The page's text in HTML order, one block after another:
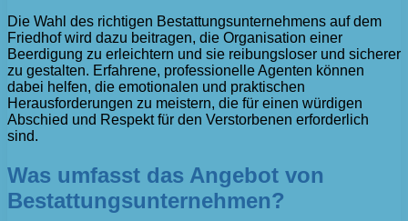
Die Wahl des richtigen Bestattungsunternehmens auf dem
Friedhof wird dazu beitragen, die Organisation einer
Beerdigung zu erleichtern und sie reibungsloser und sicherer
zu gestalten. Erfahrene, professionelle Agenten können
dabei helfen, die emotionalen und praktischen
Herausforderungen zu meistern, die für einen würdigen
Abschied und Respekt für den Verstorbenen erforderlich
sind.
Was umfasst das Angebot von
Bestattungsunternehmen?